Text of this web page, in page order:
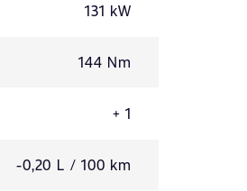
131 kW
144 Nm
+ 1
-0,20 L / 100 km